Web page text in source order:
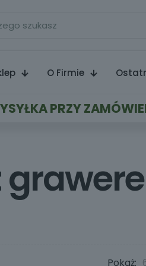
O Firmie
PRZY
Pokaż: